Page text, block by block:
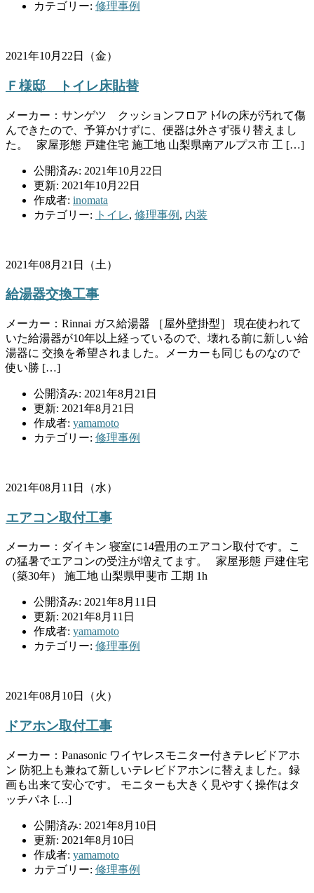
カテゴリー: 修理事例
2021年10月22日（金）
Ｆ様邸 トイレ床貼替
メーカー：サンゲツ クッションフロア ﾄｲﾚの床が汚れて傷
んできたので、予算かけずに、便器は外さず張り替えまし
た。 家屋形態 戸建住宅 施工地 山梨県南アルプス市 工 […]
公開済み: 2021年10月22日
更新: 2021年10月22日
作成者: inomata
カテゴリー:
トイレ, 修理事例 , 内装
2021年08月21日（土）
給湯器交換工事
メーカー：Rinnai ガス給湯器 ［屋外壁掛型］ 現在使われて
いた給湯器が10年以上経っているので、壊れる前に新しい給
湯器に 交換を希望されました。メーカーも同じものなので
使い勝 […]
公開済み: 2021年8月21日
更新: 2021年8月21日
作成者: yamamoto
カテゴリー: 修理事例
2021年08月11日（水）
エアコン取付工事
メーカー：ダイキン 寝室に14畳用のエアコン取付です。こ
の猛暑でエアコンの受注が増えてます。 家屋形態 戸建住宅
（築30年） 施工地 山梨県甲斐市 工期 1h
公開済み: 2021年8月11日
更新: 2021年8月11日
作成者: yamamoto
カテゴリー: 修理事例
2021年08月10日（火）
ドアホン取付工事
メーカー：Panasonic ワイヤレスモニター付きテレビドアホ
ン 防犯上も兼ねて新しいテレビドアホンに替えました。録
画も出来て安心です。 モニターも大きく見やすく操作はタ
ッチパネ […]
公開済み: 2021年8月10日
更新: 2021年8月10日
作成者: yamamoto
カテゴリー: 修理事例